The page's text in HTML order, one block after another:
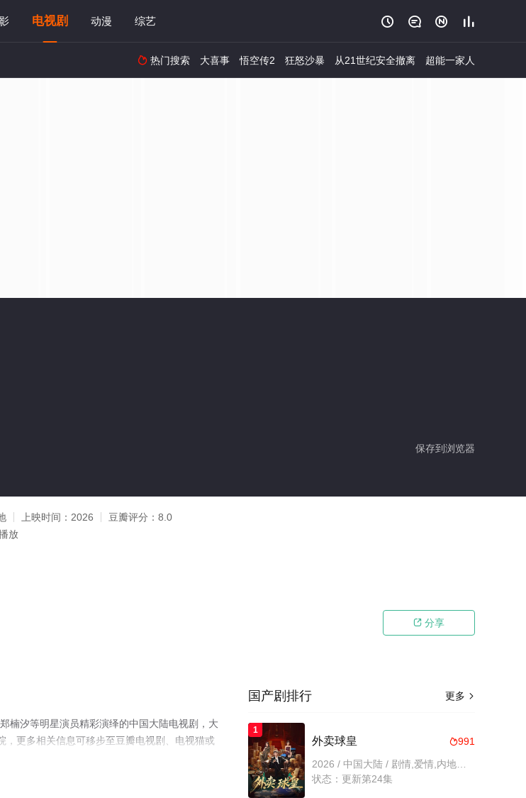
电视剧 动漫 综艺    
 热门搜索 大喜事 悟空传2 狂怒沙暴 从21世纪安全撤离 超能一家人
保存到浏览器
上映时间： 2026 豆瓣评分： 8.0
放
 分享
楠汐等明星演员精彩演绎的中国大陆电视剧，大
更多相关信息可移步至豆瓣电视剧、电视猫或
更多 
国产剧排行
1
991
外卖球皇
状态：更新第24集